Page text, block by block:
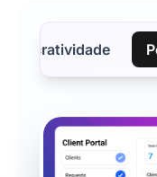
Lucratividade